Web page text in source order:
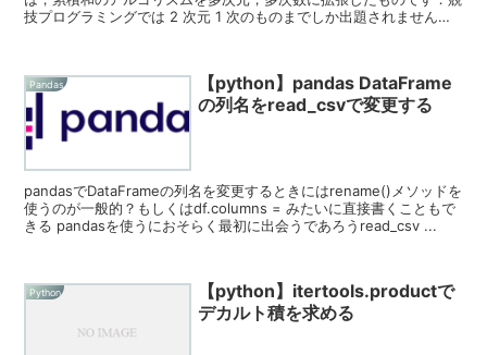
技プログラミングでは 2 次元 1 次のものまでしか出題されません
Pandas
【python】pandas DataFrame
の列名をread_csvで変更する
pandasでDataFrameの列名を変更するときにはrename()メソッドを
使うのが一般的？もしくはdf.columns = みたいに直接書くこともで
きる pandasを使うにおそらく最初に出会うであろうread_csv ...
Python
【python】itertools.productで
デカルト積を求める